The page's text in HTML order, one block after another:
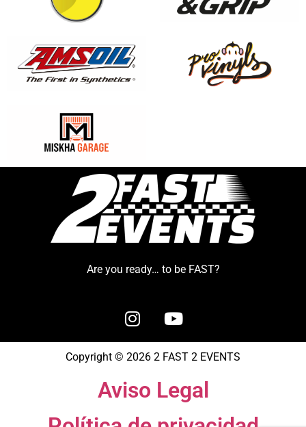
Are you ready… to be FAST?
Copyright © 2026 2 FAST 2 EVENTS
Aviso Legal